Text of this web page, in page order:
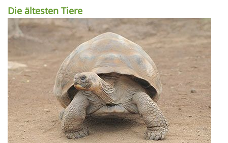
Die ältesten Tiere